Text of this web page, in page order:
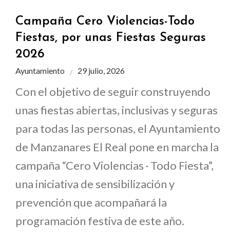
Campaña Cero Violencias-Todo
Fiestas, por unas Fiestas Seguras
2026
Ayuntamiento 29 julio, 2026
Con el objetivo de seguir construyendo
unas fiestas abiertas, inclusivas y seguras
para todas las personas, el Ayuntamiento
de Manzanares El Real pone en marcha la
campaña “Cero Violencias · Todo Fiesta”,
una iniciativa de sensibilización y
prevención que acompañará la
programación festiva de este año.